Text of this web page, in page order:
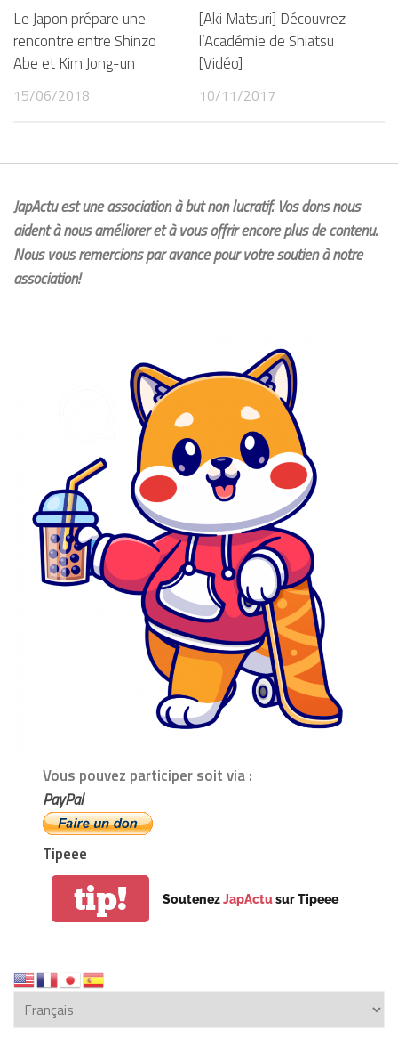
Le Japon prépare une
rencontre entre Shinzo
Abe et Kim Jong-un
15/06/2018
[Aki Matsuri] Découvrez
l’Académie de Shiatsu
[Vidéo]
10/11/2017
JapActu est une association à but non lucratif. Vos dons nous
aident à nous améliorer et à vous offrir encore plus de contenu.
Nous vous remercions par avance pour votre soutien à notre
association!
Vous pouvez participer soit via :
PayPal
Tipeee
tip! SoutenezJapActusur Tipeee